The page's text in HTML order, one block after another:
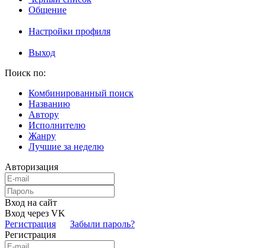
Общение
Настройки профиля
Выход
Поиск по:
Комбинированный поиск
Названию
Автору
Исполнителю
Жанру
Лучшие за неделю
Авторизация
Вход на сайт
Вход через VK
Регистрация
Забыли пароль?
Регистрация